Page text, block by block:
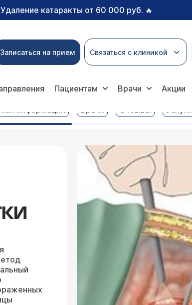
Удаление катаракты от 60 000 руб. 🔥
Записаться на прием Связаться с клиникой
Пациентам Врачи Акции
информация Врачи Отзывы Услуги